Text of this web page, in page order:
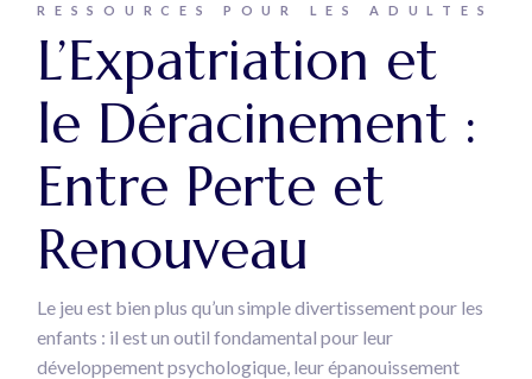
RESSOURCES POUR LES ADULTES
L’Expatriation et
le Déracinement :
Entre Perte et
Renouveau
Le jeu est bien plus qu’un simple divertissement pour les
enfants : il est un outil fondamental pour leur
développement psychologique, leur épanouissement